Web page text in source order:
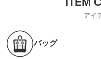
アイ
バッグ